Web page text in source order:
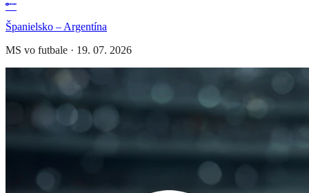
Španielsko – Argentína
MS vo futbale · 19. 07. 2026